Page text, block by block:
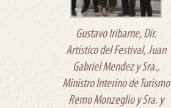
Gustavo Iribarne, Dir.
Artístico del Festival, Juan
Gabriel Mendez y Sra.,
Ministro Interino de Turismo
Remo Monzeglio y Sra. y